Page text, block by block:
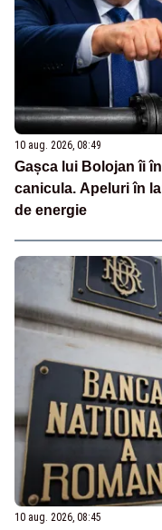
10 aug. 2026, 08:49
Gașca lui Bolojan îi
canicula. Apeluri în
de energie
10 aug. 2026, 08:45